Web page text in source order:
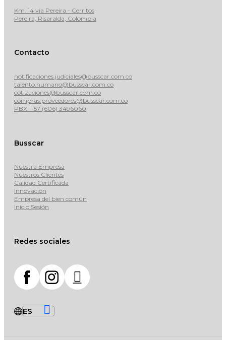
Km. 14 vía Pereira - Cerritos
Pereira, Risaralda, Colombia
Contacto
notificaciones.judiciales@busscar.com.co
talento.humano@busscar.com.co
cotizaciones@busscar.com.co
compras.proveedores@busscar.com.co
PBX: +57 (606) 3496060
Busscar
Nuestra Empresa
Nuestros Clientes
Calidad Certificada
Innovación
Empresa del bien común
Inicio Sesión
Redes sociales